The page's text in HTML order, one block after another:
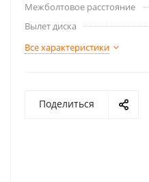
Межболтовое расстояние
Вылет диска
Все характеристики
Поделиться